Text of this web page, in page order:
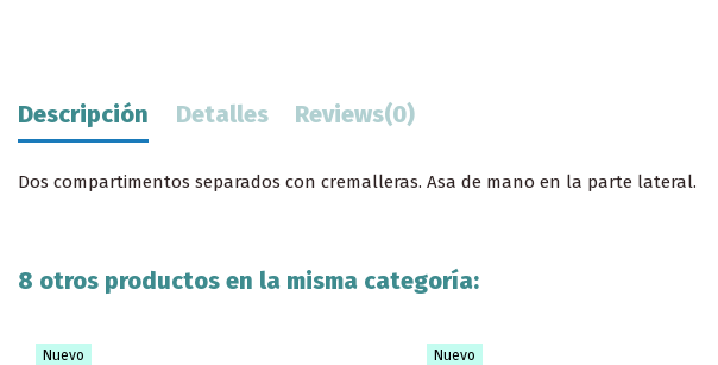
Descripción Detalles Reviews(0)
Dos compartimentos separados con cremalleras. Asa de mano en la parte lateral.
8 otros productos en la misma categoría:
Nuevo Nuevo